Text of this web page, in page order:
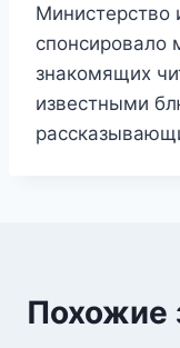
Министерство
спонсировало
знакомящих
известными
Похожие